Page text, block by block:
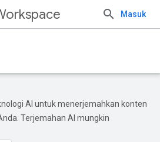
Masuk
AI untuk menerjemahkan konten
Terjemahan AI mungkin